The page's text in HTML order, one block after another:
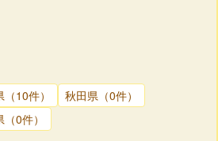
10件）
秋田県（0件）
0件）